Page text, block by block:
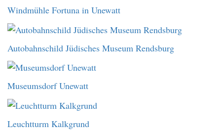
Windmühle Fortuna in Unewatt
Autobahnschild Jüdisches Museum Rendsburg
Museumsdorf Unewatt
Leuchtturm Kalkgrund